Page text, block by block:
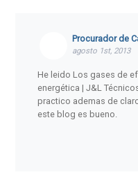
Procurador de
agosto 1st, 2013
He leido Los gases de
energética | J&L
practico ademas de
este blog es bueno.